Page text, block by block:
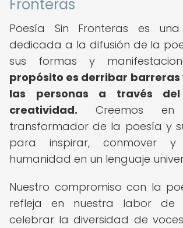
Fronteras
Poesía Sin Fronteras es
dedicada a la difusión de la
sus formas y
propósito es derribar barreras
las personas a través
creatividad. Creemos
transformador de la poesía y
para inspirar, conmover
humanidad en un lenguaje
Nuestro compromiso con la
refleja en nuestra labor de
celebrar la diversidad de